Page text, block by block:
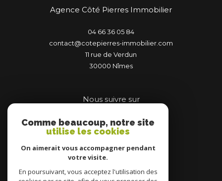
Agence Côté Pierres Immobilier
04 66 36 05 84
contact@cotepierres-immobilier.com
11 rue de Verdun
30000
nîmes
Nous suivre sur
Adhérents
Comme beaucoup, notre site
utilise les cookies
On aimerait vous accompagner pendant
votre visite.
En poursuivant, vous acceptez l'utilisation des